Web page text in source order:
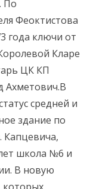
По
Феоктистова
года ключи от
Кларе
ЦК КП
Ахметович.В
средней и
здание по
Капцевича,
школа №6 и
В новую